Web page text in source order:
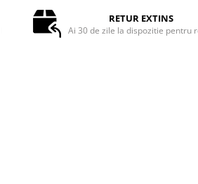
RETUR EXTINS
Ai 30 de zile la dispozitie pentru